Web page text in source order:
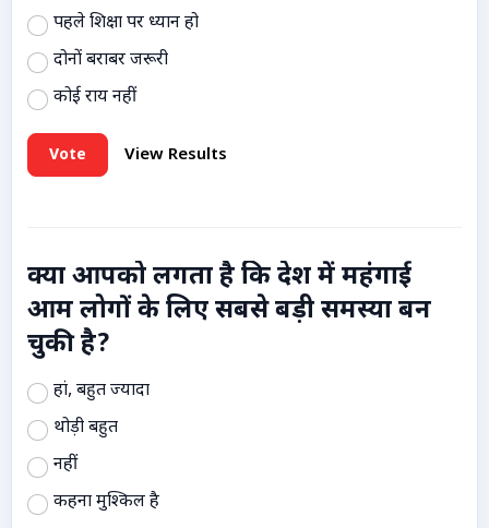
पहले शिक्षा पर ध्यान हो
दोनों बराबर जरूरी
कोई राय नहीं
Vote View Results
क्या आपको लगता है कि देश में महंगाई
आम लोगों के लिए सबसे बड़ी समस्या बन
चुकी है?
हां, बहुत ज्यादा
थोड़ी बहुत
नहीं
कहना मुश्किल है